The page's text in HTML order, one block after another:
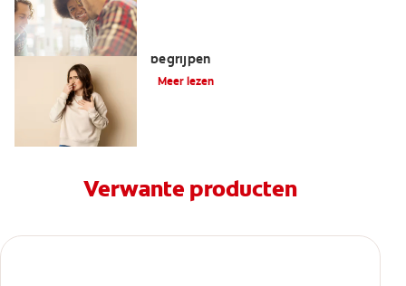
begrijpen
Meer lezen
Verwante producten